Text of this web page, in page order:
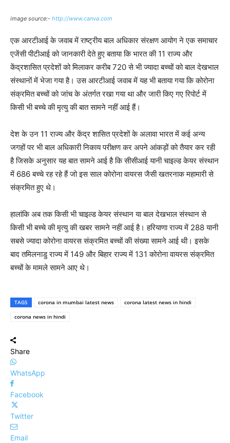
image source:- http://www.canva.com
एक आरटीआई के जवाब में राष्ट्रीय बाल अधिकार संरक्षण आयोग ने एक समाचार
एजेंसी पीटीआई को जानकारी देते हुए बताया कि भारत की 11 राज्य और
केंद्रशासित प्रदेशों को मिलाकर करीब 720 से भी ज्यादा बच्चों को बाल देखभाल
संस्थानों में भेजा गया है। उस आरटीआई जवाब में यह भी बताया गया कि कोरोना
संक्रमित बच्चों को जांच के अंतर्गत रखा गया था और जारी किए गए रिपोर्ट में
किसी भी बच्चे की मृत्यु की बात सामने नहीं आई हैं।
देश के उन 11 राज्य और केंद्र शासित प्रदेशों के अलावा भारत में कई अन्य
जगहों पर भी बाल अधिकारी निकाय परीक्षण कर अपने आंकड़ों को तैयार कर रही
है जिसके अनुसार यह बात सामने आई है कि सीसीआई यानी चाइल्ड केयर संस्थान
में 686 बच्चे रह रहे हैं जो इस साल कोरोना वायरस जैसी खतरनाक महामारी से
संक्रमित हुए थे।
हालांकि अब तक किसी भी चाइल्ड केयर संस्थान या बाल देखभाल संस्थान से
किसी भी बच्चे की मृत्यु की खबर सामने नहीं आई है। हरियाणा राज्य में 288 यानी
सबसे ज्यादा कोरोना वायरस संक्रमित बच्चों की संख्या सामने आई थी। इसके
बाद तमिलनाडु राज्य में 149 और बिहार राज्य में 131 कोरोना वायरस संक्रमित
बच्चों के मामले सामने आए थे।
TAGS corona in mumbai latest news
corona latest news in hindi
corona news in hindi
Share
WhatsApp
Facebook
Twitter
Email